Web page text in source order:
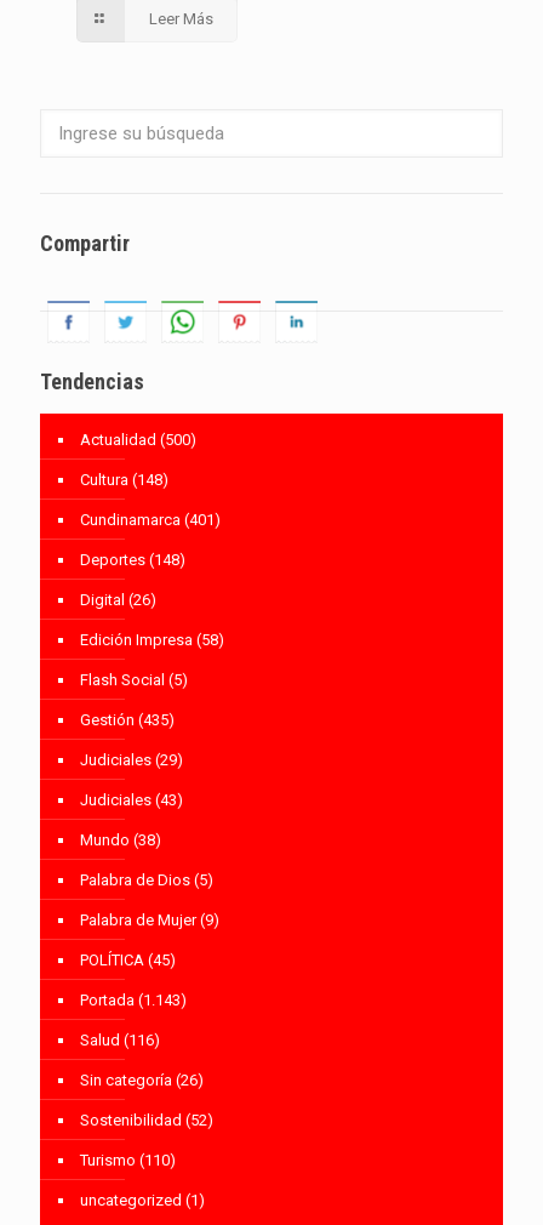
Leer Más
Compartir
Tendencias
Actualidad (500)
Cultura (148)
Cundinamarca (401)
Deportes (148)
Digital (26)
Edición Impresa (58)
Flash Social (5)
Gestión (435)
Judiciales (29)
Judiciales (43)
Mundo (38)
Palabra de Dios (5)
Palabra de Mujer(9)
POLÍTICA (45)
Portada (1.143)
Salud (116)
Sin categoría (26)
Sostenibilidad (52)
Turismo (110)
uncategorized (1)